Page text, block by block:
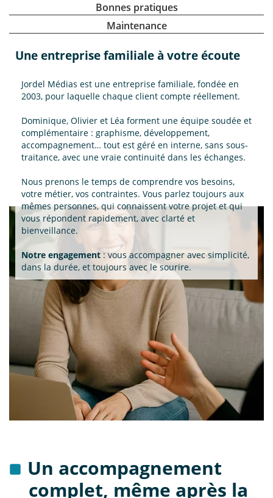
Bonnes pratiques
Maintenance
Une entreprise familiale à votre écoute
Jordel Médias est une entreprise familiale, fondée en
2003, pour laquelle chaque client compte réellement.
Dominique, Olivier et Léa forment une équipe soudée et
complémentaire : graphisme, développement,
accompagnement… tout est géré en interne, sans sous-
traitance, avec une vraie continuité dans les échanges.
Nous prenons le temps de comprendre vos besoins,
votre métier, vos contraintes. Vous parlez toujours aux
mêmes personnes, qui connaissent votre projet et qui
vous répondent rapidement, avec clarté et
bienveillance.
Notre engagement : vous accompagner avec simplicité,
dans la durée, et toujours avec le sourire.
Un accompagnement
complet, même après la